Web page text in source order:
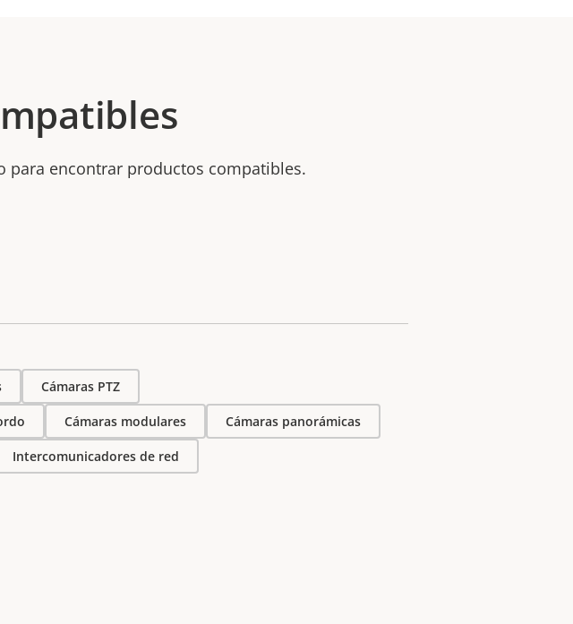
encontrar productos compatibles.
Cámaras PTZ
Cámaras modulares Cámaras panorámicas
Intercomunicadores de red